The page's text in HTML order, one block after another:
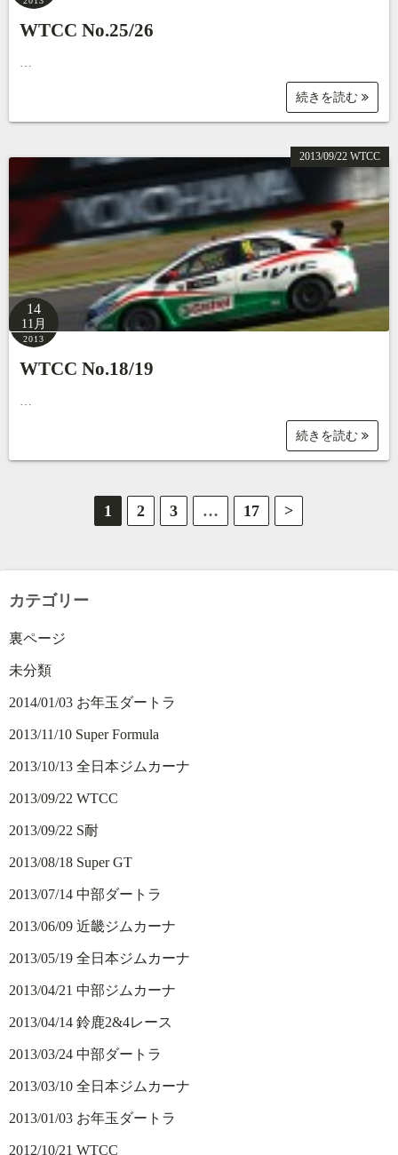
WTCC No.25/26
…
続きを読む
2013/09/22 WTCC
14
11月
2013
WTCC No.18/19
…
続きを読む
ペ
ー
ジ
1 2 3 … 17 >
カテゴリー
裏ページ
未分類
2014/01/03 お年玉ダートラ
2013/11/10 Super Formula
2013/10/13 全日本ジムカーナ
2013/09/22 WTCC
2013/09/22 S耐
2013/08/18 Super GT
2013/07/14 中部ダートラ
2013/06/09 近畿ジムカーナ
2013/05/19 全日本ジムカーナ
2013/04/21 中部ジムカーナ
2013/04/14 鈴鹿2&4レース
2013/03/24 中部ダートラ
2013/03/10 全日本ジムカーナ
2013/01/03 お年玉ダートラ
2012/10/21 WTCC